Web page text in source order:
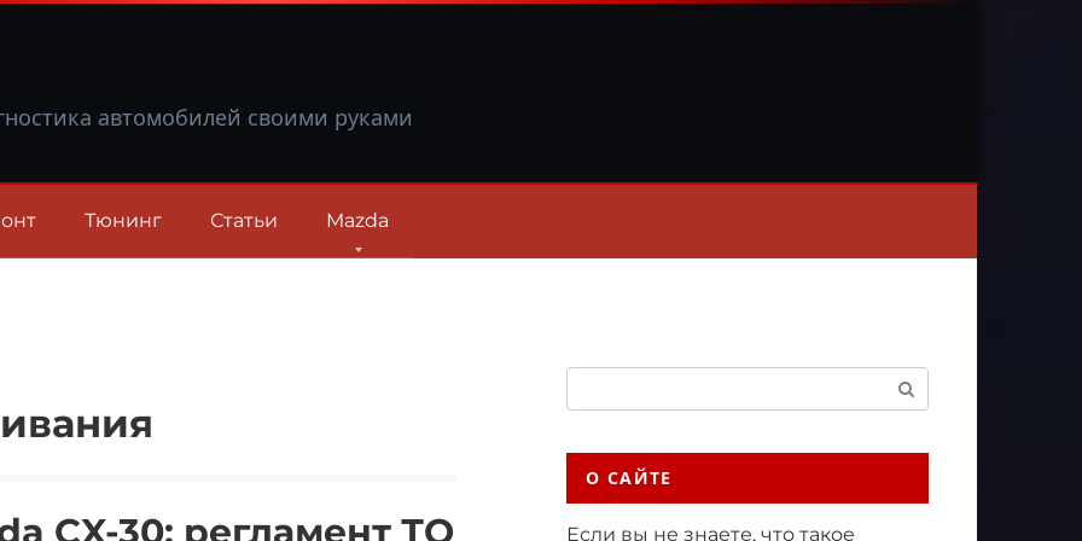
автомобилей своими руками
Тюнинг Статьи Mazda
CX-30: регламент ТО
О САЙТЕ
Если вы не знаете, что такое